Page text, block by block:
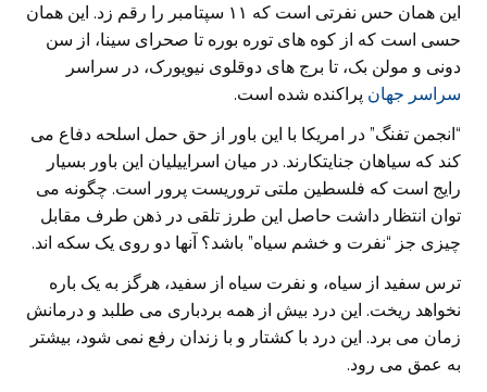
این همان حس نفرتی است که ۱۱ سپتامبر را رقم زد. این همان
حسی است که از کوه های توره بوره تا صحرای سینا، از سن
دونی و مولن بک، تا برج های دوقلوی نیویورک، در سراسر
سراسر جهان پراکنده شده است.
“انجمن تفنگ” در امریکا با این باور از حق حمل اسلحه دفاع می
کند که سیاهان جنایتکارند. در میان اسراییلیان این باور بسیار
رایج است که فلسطین ملتی تروریست پرور است. چگونه می
توان انتظار داشت حاصل این طرز تلقی در ذهن طرف مقابل
چیزی جز “نفرت و خشم سیاه” باشد؟ آنها دو روی یک سکه اند.
ترس سفید از سیاه، و نفرت سیاه از سفید، هرگز به یک باره
نخواهد ریخت. این درد بیش از همه بردباری می طلبد و درمانش
زمان می برد. این درد با کشتار و با زندان رفع نمی شود، بیشتر
به عمق می رود.